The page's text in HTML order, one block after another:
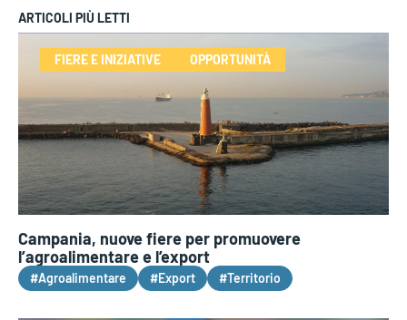
ARTICOLI PIÙ LETTI
FIERE E INIZIATIVE OPPORTUNITÀ
Campania, nuove fiere per promuovere
l’agroalimentare e l’export
#Agroalimentare #Export #Territorio